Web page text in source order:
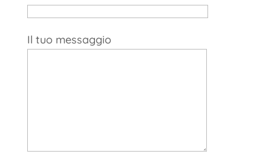
Il tuo messaggio